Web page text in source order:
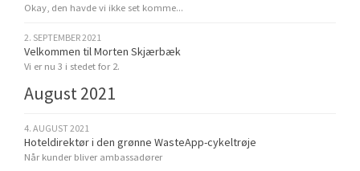
Okay, den havde vi ikke set komme...
2. SEPTEMBER 2021
Velkommen til Morten Skjærbæk
Vi er nu 3 i stedet for 2.
August 2021
4. AUGUST 2021
Hoteldirektør i den grønne WasteApp-cykeltrøje
Når kunder bliver ambassadører